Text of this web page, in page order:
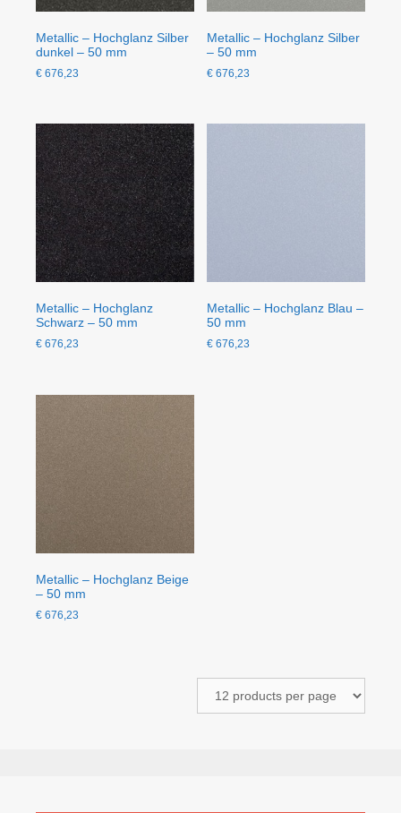
Metallic – Hochglanz Silber
dunkel – 50 mm
€ 676,23
Metallic – Hochglanz Silber
– 50 mm
€ 676,23
Metallic – Hochglanz
Schwarz – 50 mm
€ 676,23
Metallic – Hochglanz Blau –
50 mm
€ 676,23
Metallic – Hochglanz Beige
– 50 mm
€ 676,23